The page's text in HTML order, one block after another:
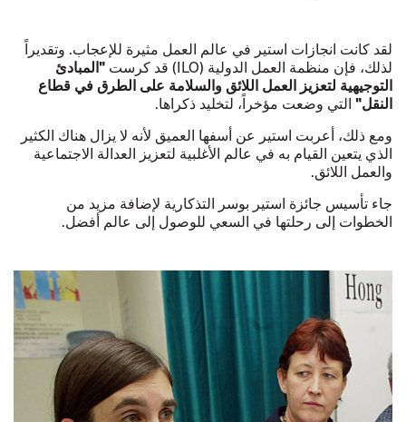
لقد كانت انجازات استير في عالم العمل مثيرة للإعجاب. وتقديراً
لذلك، فإن منظمة العمل الدولية (ILO) قد كرست
"المبادئ
التوجيهية لتعزيز العمل اللائق والسلامة على الطرق في قطاع
النقل" التي وضعت مؤخراً، لتخليد ذكراها.
ومع ذلك، أعربت استير عن أسفها العميق لأنه لا يزال هناك الكثير
الذي يتعين القيام به في عالم الأغلبية لتعزيز العدالة الاجتماعية
والعمل اللائق.
جاء تأسيس جائزة استير بوسر التذكارية لإضافة مزيد من
الخطوات إلى رحلتها في السعي للوصول إلى عالم أفضل.